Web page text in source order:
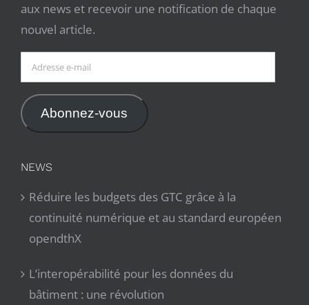
aux news et recevoir une notification de chaque
nouvel article.
Adresse
e-
mail
Abonnez-vous
NEWS
Réduire les budgets des GTC grâce à la
continuité numérique et au standard européen
opendthX
L’interopérabilité pour les données du
bâtiment : une révolution